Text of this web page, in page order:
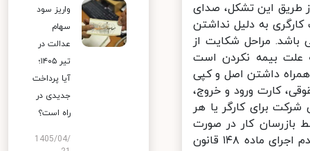
طریق این تشکل، صدای
به دلیل نداشتن
مراحل شکایت از
علت بیمه نکردن است
کار مربوطه با همراه داشتن اصل و کپی
قبیل فیش حقوقی، کارت ورود و خروج،
برای کارگر یا هر
میدانی توسط بازرسان کار در صورت
نداشتن مدارک و مراجعه به هیأت حل اختلاف وزارت کار و شکایت بابت عدم اجرای ماده ۱۴۸ قانون
واریز سود
سهام
عدالت در
تیر ۱۴۰۵؛
آیا پرداخت
جدیدی در
راه است؟
1405/04/